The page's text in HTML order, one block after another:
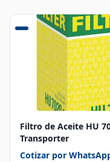
Filtro de Aceite HU
Transporter
Cotizar por